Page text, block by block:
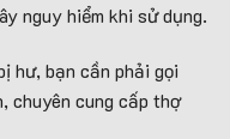
nguy hiểm khi sử dụng.
hư, bạn cần phải gọi
chuyên cung cấp thợ